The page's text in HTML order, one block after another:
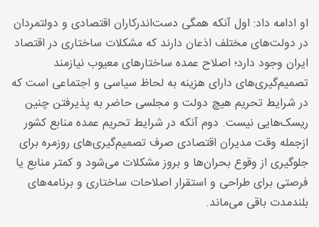
او ادامه داد: اول آنکه همگی دست‌اندرکاران اقتصادی و دولتمردان
در دولت‌های مختلف اذعان دارند که مشکلات ساختاری در اقتصاد
ایران وجود دارد؛ اصلاح عمده ساختارهای معیوب نیازمند
تصمیم‌گیری‌های دارای هزینه به لحاظ سیاسی و اجتماعی است که
در شرایط تحریم هیچ دولت و مجلسی حاضر به پذیرفتن چنین
ریسک‌هایی نیست. دوم آنکه در شرایط تحریم عمده منابع کشور
ازجمله وقت مدیران اقتصادی صرف تصمیم‌گیری‌های روزمره برای
جلوگیری از وقوع بحران‌ها و بروز مشکلات می‌شود و کمتر منابع یا
فرصتی برای طراحی و استقرار اصلاحات ساختاری و برنامه‌های
بلندمدت باقی می‌ماند.